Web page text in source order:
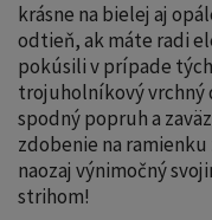
krásne na bielej aj
odtieň, ak máte radi
pokúsili v prípade
trojuholníkový vrchný
spodný popruh a
zdobenie na
naozaj výnimočný
strihom!